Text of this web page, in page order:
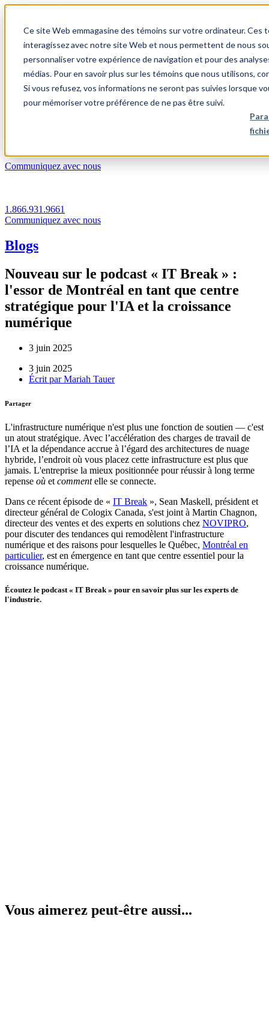
Ce site Web emmagasine des témoins sur votre ordinateur.
interagissez avec notre site Web et nous permettent de nous
personnaliser votre expérience de navigation et pour des
médias. Pour en savoir plus sur les témoins que nous utilisons,
Si vous refusez, vos informations ne seront pas suivies lorsque
pour mémoriser votre préférence de ne pas être suivi.
1.866.931.9661
Login
FR
Communiquez avec nous
1.866.931.9661
Communiquez avec nous
Blogs
Nouveau sur le podcast « IT Break » :
l'essor de Montréal en tant que centre
stratégique pour l'IA et la croissance
numérique
3 juin 2025
3 juin 2025
Écrit parMariah Tauer
Partager
L'infrastructure numérique n'est plus une fonction de soutien — c'est
un atout stratégique. Avec l’accélération des charges de travail de
l’IA et la dépendance accrue à l’égard des architectures de nuage
hybride, l’endroit où vous placez cette infrastructure est plus que
jamais. L'entreprise la mieux positionnée pour réussir à long terme
repense où et commentelle se connecte.
Dans ce récent épisode de « IT Break », Sean Maskell, président et
directeur général de Cologix Canada, s'est joint à Martin Chagnon,
directeur des ventes et des experts en solutions chez NOVIPRO,
pour discuter des tendances qui remodèlent l'infrastructure
numérique et des raisons pour lesquelles le Québec, Montréal en
particulier, est en émergence en tant que centre essentiel pour la
croissance numérique.
Écoutez le podcast « IT Break » pour en savoir plus sur les experts de
l'industrie.
Vous aimerez peut-être aussi...